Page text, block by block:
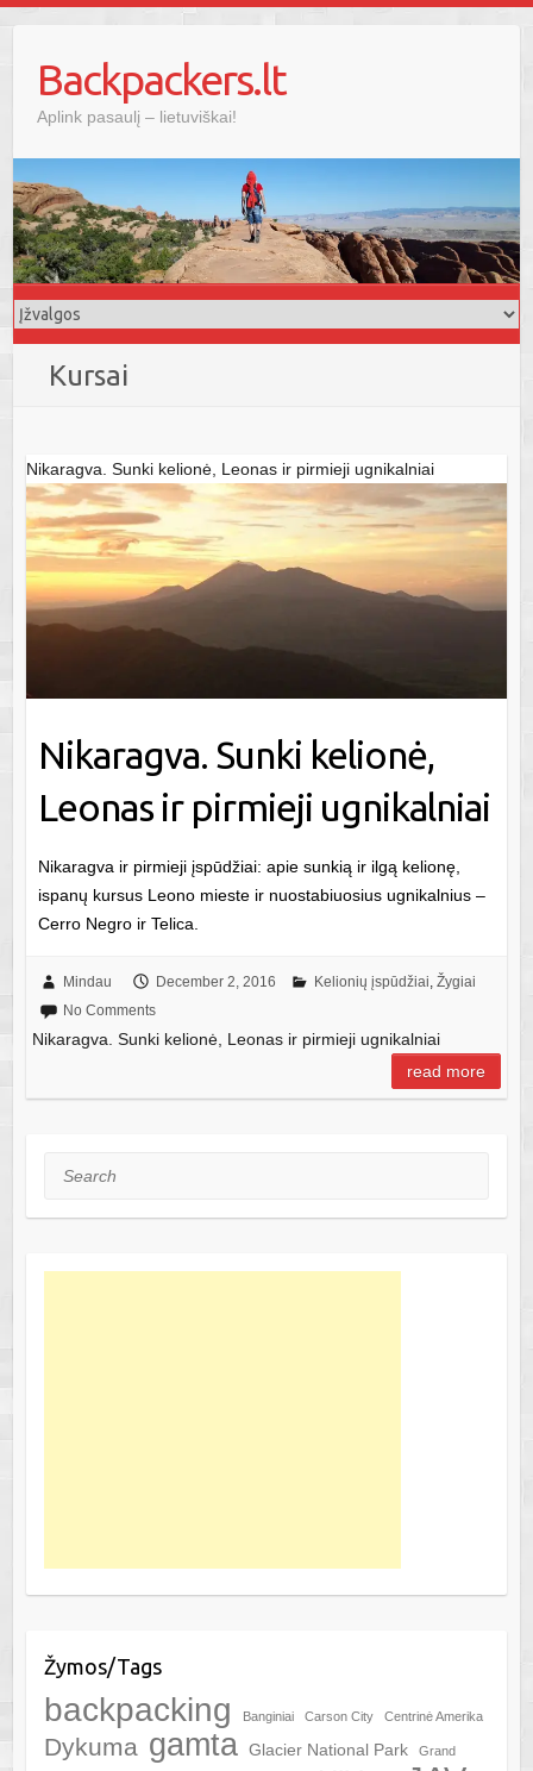
contentBackpackers.lt
Aplink pasaulį – lietuviškai!
Kursai
Nikaragva. Sunki kelionė, Leonas ir pirmieji ugnikalniai
Nikaragva. Sunki kelionė,
Leonas ir pirmieji ugnikalniai
Nikaragva ir pirmieji įspūdžiai: apie sunkią ir ilgą kelionę,
ispanų kursus Leono mieste ir nuostabiuosius ugnikalnius –
Cerro Negro ir Telica.
Mindau December 2, 2016 Kelionių įspūdžiai, Žygiai
No Comments
Nikaragva. Sunki kelionė, Leonas ir pirmieji ugnikalniai
read more
Search
Žymos/Tags
backpacking Banginiai Carson City Centrinė Amerika
Dykuma gamta Glacier National Park Grand